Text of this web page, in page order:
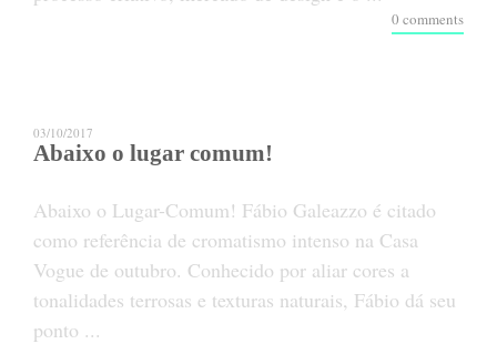
0 comments
03/10/2017
Abaixo o lugar comum!
Abaixo o Lugar-Comum! Fábio Galeazzo é citado
como referência de cromatismo intenso na Casa
Vogue de outubro. Conhecido por aliar cores a
tonalidades terrosas e texturas naturais, Fábio dá seu
ponto ...